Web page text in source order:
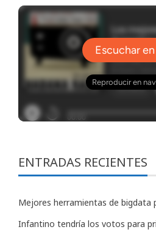
ENTRADAS RECIENTES
Mejores herramientas de bigdata
Infantino tendría los votos para